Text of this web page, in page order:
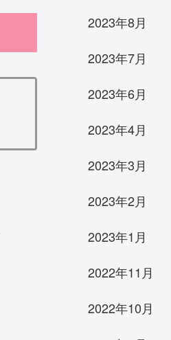
2023年8月
2023年7月
2023年6月
2023年4月
2023年3月
2023年2月
2023年1月
2022年11月
2022年10月